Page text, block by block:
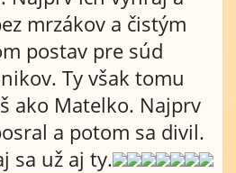
mrzákov a čistým
postav pre súd
Ty však tomu
ako Matelko. Najprv
a potom sa divil.
sa už aj ty.